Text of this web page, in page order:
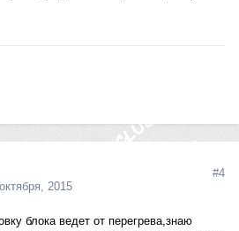
2015
#4
блока ведет от перегрева,знаю